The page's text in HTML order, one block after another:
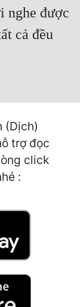
nghe được
cả đều
(Dịch)
trợ đọc
click
: